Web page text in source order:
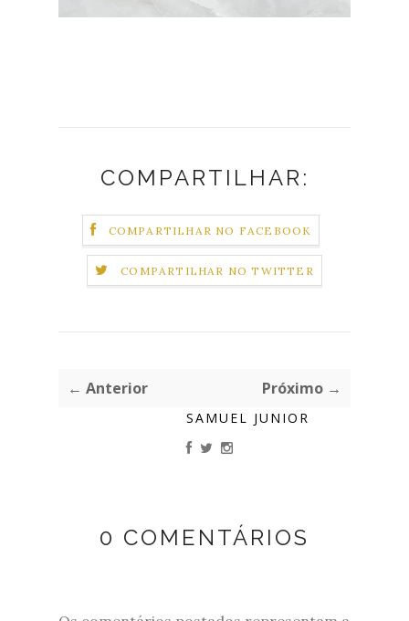
COMPARTILHAR:
COMPARTILHAR NO FACEBOOK
COMPARTILHAR NO TWITTER
← Anterior Próximo →
SAMUEL JUNIOR
0 COMENTÁRIOS